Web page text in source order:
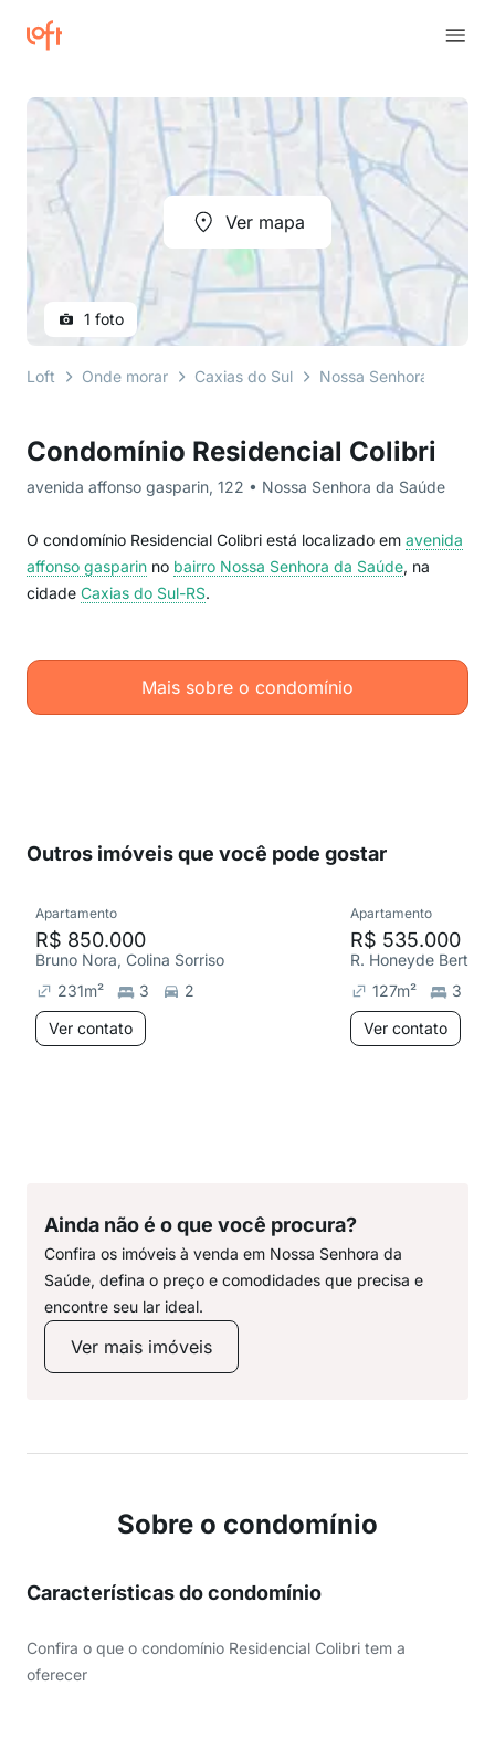
Condomínio Residencial Colibri
avenida affonso gasparin, 122 • Nossa Senhora da Saúde
O condomínio Residencial Colibri está localizado em avenida
affonso gasparin no bairro Nossa Senhora da Saúde, na
cidade Caxias do Sul-RS.
Mais sobre o condomínio
Ver mapa
1 foto
Loft Onde morar Caxias do Sul Nossa Senhora da
Outros imóveis que você pode gostar
Apartamento
R$ 850.000
Bruno Nora, Colina Sorriso
231m² 3
2
Ver contato
Apartamento
R$ 535.000
R. Honeyde
127m²
3
Ver contato
Ainda não é o que você procura?
Confira os imóveis à venda em Nossa Senhora da
Saúde, defina o preço e comodidades que precisa e
encontre seu lar ideal.
Ver mais imóveis
Sobre o condomínio
Características do condomínio
Confira o que o condomínio Residencial Colibri tem a
oferecer